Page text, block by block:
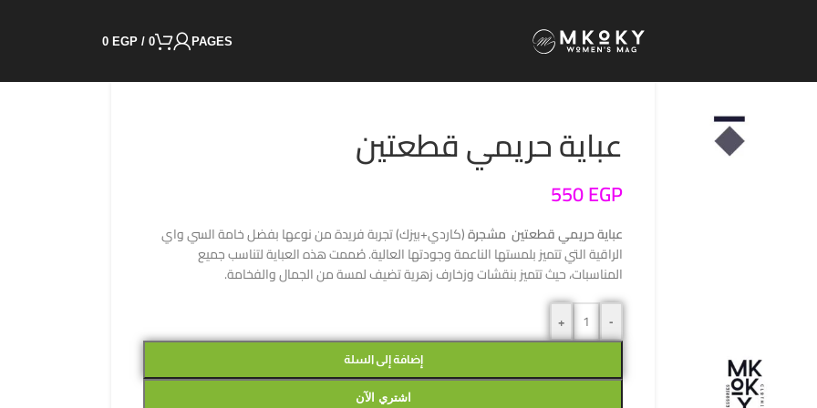
PAGES
0
/
0 EGP
عباية حريمي قطعتين
550EGP
عباية حريمي قطعتين مشجرة(كاردي+بيزك) تجربة فريدة من نوعها بفضل خامة السي واي
الراقية التي تتميز بلمستها الناعمة وجودتها العالية. صُممت هذه العباية لتناسب جميع
المناسبات، حيث تتميز بنقشات وزخارف زهرية تضيف لمسة من الجمال والفخامة.
-
+
إضافة إلى السلة
اشتري الآن